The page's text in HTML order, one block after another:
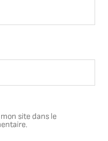
site dans le